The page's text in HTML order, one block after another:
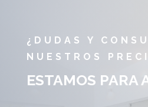
¿DUDAS Y
NUESTROS
ESTAMOS PARA